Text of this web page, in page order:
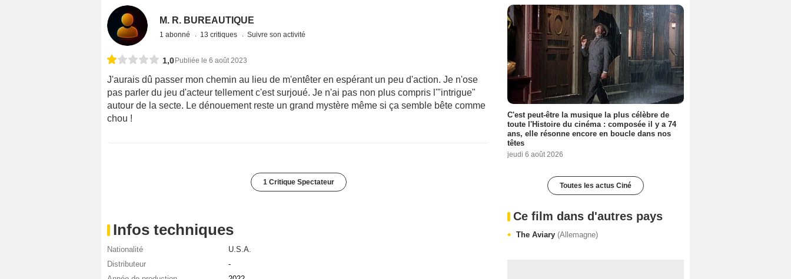
M. R. BUREAUTIQUE
1 abonné 13 critiques Suivre son activité
1,0 Publiée le 6 août 2023
J'aurais dû passer mon chemin au lieu de m'entêter en espérant un peu d'action. Je n'ose
pas parler du jeu d'acteur tellement c'est surjoué. Je n'ai pas non plus compris l'"intrigue"
autour de la secte. Le dénouement reste un grand mystère même si ça semble bête comme
chou !
1 Critique Spectateur
Infos techniques
Nationalité
U.S.A.
Distributeur
-
C'est peut-être la musique la plus célèbre de
toute l'Histoire du cinéma : composée il y a 74
ans, elle résonne encore en boucle dans nos
têtes
jeudi 6 août 2026
Toutes les actus Ciné
Ce film dans d'autres pays
The Aviary (Allemagne)